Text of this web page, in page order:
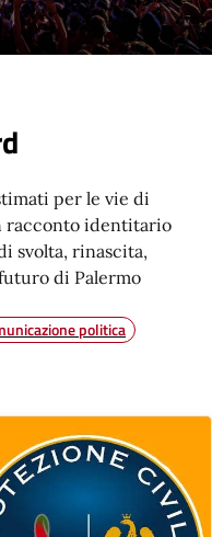
per le vie di
racconto identitario
svolta, rinascita,
di Palermo
politica